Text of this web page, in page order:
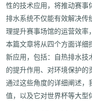
性的技术应用，将推动赛
排水系统不仅能有效解决
理提升赛事场馆的运营效率
本篇文章将从四个方面详细
新应用，包括：自热排水
的提升作用、对环境保护的
通过这些角度的详细阐述
值，以及它对世界杯等大型